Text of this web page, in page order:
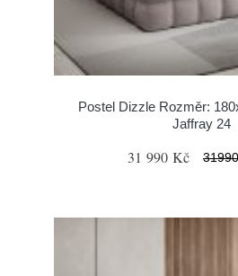
Postel Dizzle Rozměr:
Jaffray 24
31 990 Kč